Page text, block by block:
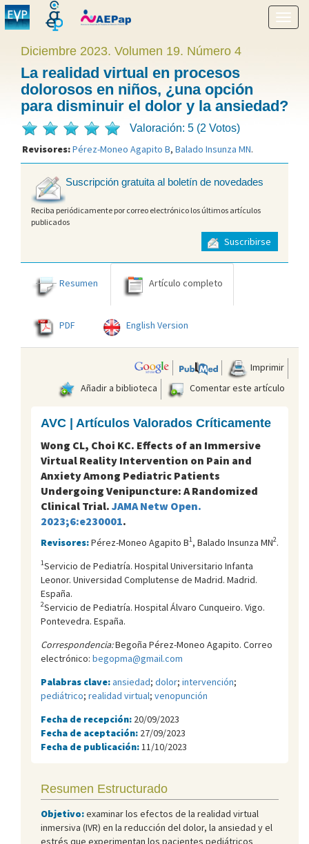
menú
Diciembre 2023. Volumen 19. Número 4
La realidad virtual en procesos
dolorosos en niños, ¿una opción
para disminuir el dolor y la ansiedad?
Valoración: 5 (2 Votos)
Revisores:Pérez-Moneo Agapito B, Balado Insunza MN.
Suscripción gratuita al boletín de novedades
Reciba periódicamente por correo electrónico los últimos artículos
publicados
Suscribirse
Resumen Artículo completo
PDF English Version
Imprimir
Añadir a biblioteca
Comentar este artículo
AVC | Artículos Valorados Críticamente
Wong CL, Choi KC. Effects of an Immersive
Virtual Reality Intervention on Pain and
Anxiety Among Pediatric Patients
Undergoing Venipuncture: A Randomized
Clinical Trial. JAMA Netw Open.
2023;6:e230001.
Revisores:Pérez-Moneo Agapito B1, Balado Insunza MN2.
1Servicio de Pediatría. Hospital Universitario Infanta
Leonor. Universidad Complutense de Madrid. Madrid.
España.
2Servicio de Pediatría. Hospital Álvaro Cunqueiro. Vigo.
Pontevedra. España.
Correspondencia:Begoña Pérez-Moneo Agapito. Correo
electrónico: begopma@gmail.com
Palabras clave:ansiedad; dolor; intervención;
pediátrico; realidad virtual; venopunción
Fecha de recepción: 20/09/2023
Fecha de aceptación: 27/09/2023
Fecha de publicación: 11/10/2023
Resumen Estructurado
Objetivo:examinar los efectos de la realidad virtual
inmersiva (IVR) en la reducción del dolor, la ansiedad y el
estrés que experimentan los pacientes pediátricos